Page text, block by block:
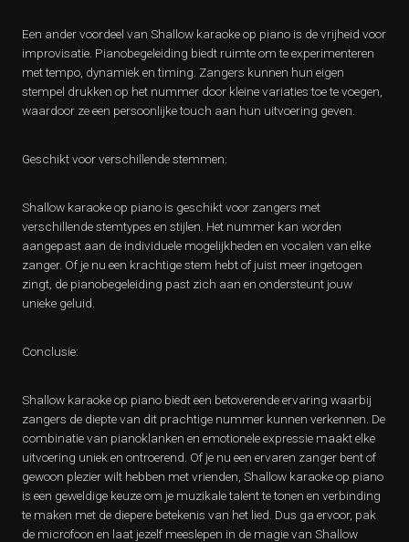
Een ander voordeel van Shallow karaoke op piano is de vrijheid voor
improvisatie. Pianobegeleiding biedt ruimte om te experimenteren
met tempo, dynamiek en timing. Zangers kunnen hun eigen
stempel drukken op het nummer door kleine variaties toe te voegen,
waardoor ze een persoonlijke touch aan hun uitvoering geven.
Geschikt voor verschillende stemmen:
Shallow karaoke op piano is geschikt voor zangers met
verschillende stemtypes en stijlen. Het nummer kan worden
aangepast aan de individuele mogelijkheden en vocalen van elke
zanger. Of je nu een krachtige stem hebt of juist meer ingetogen
zingt, de pianobegeleiding past zich aan en ondersteunt jouw
unieke geluid.
Conclusie:
Shallow karaoke op piano biedt een betoverende ervaring waarbij
zangers de diepte van dit prachtige nummer kunnen verkennen. De
combinatie van pianoklanken en emotionele expressie maakt elke
uitvoering uniek en ontroerend. Of je nu een ervaren zanger bent of
gewoon plezier wilt hebben met vrienden, Shallow karaoke op piano
is een geweldige keuze om je muzikale talent te tonen en verbinding
te maken met de diepere betekenis van het lied. Dus ga ervoor, pak
de microfoon en laat jezelf meeslepen in de magie van Shallow